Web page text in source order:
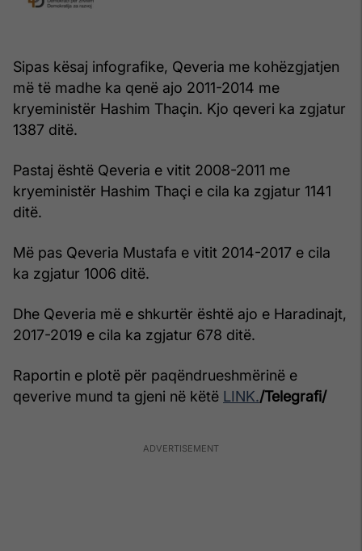
Sipas kësaj infografike, Qeveria me kohëzgjatjen
më të madhe ka qenë ajo 2011-2014 me
kryeministër Hashim Thaçin. Kjo qeveri ka zgjatur
1387 ditë.
Pastaj është Qeveria e vitit 2008-2011 me
kryeministër Hashim Thaçi e cila ka zgjatur 1141
ditë.
Më pas Qeveria Mustafa e vitit 2014-2017 e cila
ka zgjatur 1006 ditë.
Dhe Qeveria më e shkurtër është ajo e Haradinajt,
2017-2019 e cila ka zgjatur 678 ditë.
Raportin e plotë për paqëndrueshmërinë e
qeverive mund ta gjeni në këtë LINK./Telegrafi/